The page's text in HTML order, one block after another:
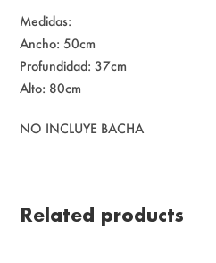
Medidas:
Ancho: 50cm
Profundidad: 37cm
Alto: 80cm
NO INCLUYE BACHA
Related products